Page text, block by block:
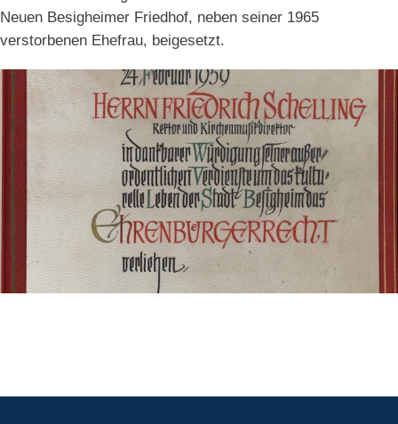
Neuen Besigheimer Friedhof, neben seiner 1965
verstorbenen Ehefrau, beigesetzt.